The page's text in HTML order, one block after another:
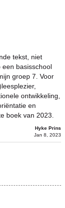
tekst, niet
basisschool
groep 7. Voor
ontwikkeling,
en
boek van 2023.
Hyke Prins
Jan 8, 2023